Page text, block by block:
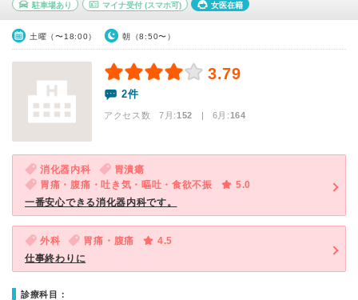
駐車場あり マイナ受付(スマホ可) 女医在籍
土曜（〜18:00） 朝（8:50〜）
3.79
2件
アクセス数 7月:152 | 6月:164
消化器内科
胃潰瘍
胃痛・腹痛・吐き気・嘔吐・食欲不振
5.0
一番安心できる消化器内科です。
外科 胃痛・腹痛
4.5
仕事終わりに
診療科目：